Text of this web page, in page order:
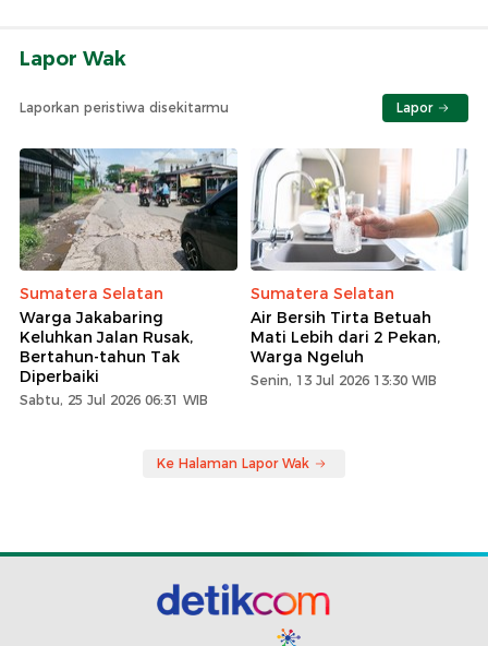
Lapor Wak
Laporkan peristiwa disekitarmu Lapor
Sumatera Selatan
Warga Jakabaring
Keluhkan Jalan Rusak,
Bertahun-tahun Tak
Diperbaiki
Sabtu, 25 Jul 2026 06:31 WIB
Sumatera Selatan
Air Bersih Tirta Betuah
Mati Lebih dari 2 Pekan,
Warga Ngeluh
Senin, 13 Jul 2026 13:30 WIB
Ke Halaman Lapor Wak